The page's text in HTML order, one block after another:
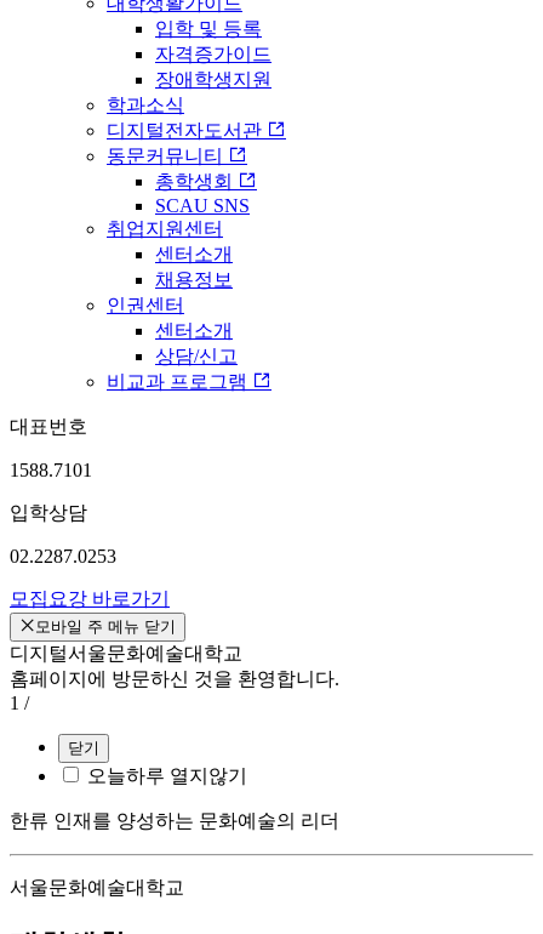
입학 및 등록
자격증가이드
장애학생지원
학과소식
디지털전자도서관
동문커뮤니티
총학생회
SCAU SNS
취업지원센터
센터소개
채용정보
인권센터
센터소개
상담/신고
비교과 프로그램
대표번호
1588.7101
입학상담
02.2287.0253
모집요강 바로가기
모바일 주 메뉴 닫기
디지털서울문화예술대학교
홈페이지에 방문하신 것을 환영합니다.
1 /
닫기
오늘하루 열지않기
한류 인재를 양성하는 문화예술의 리더
서울문화예술대학교